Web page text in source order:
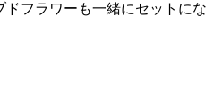
ドフラワーも一緒にセットにな